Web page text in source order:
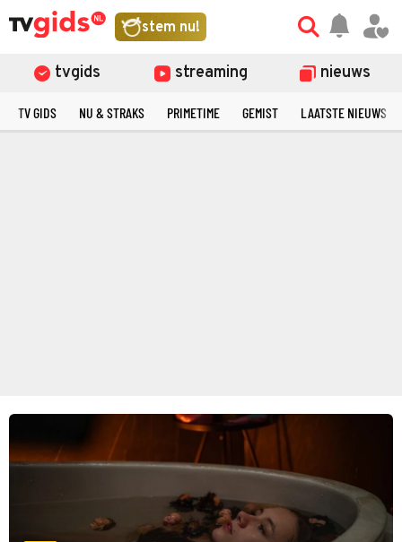
stem nu!
tvgids streaming nieuws
TV GIDS NU & STRAKS PRIMETIME GEMIST LAATSTE NIEUWS